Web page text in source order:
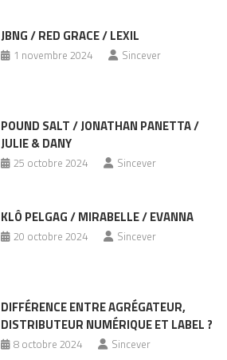
JBNG / RED GRACE / LEXIL
1 novembre 2024 Sincever
POUND SALT / JONATHAN PANETTA /
JULIE & DANY
25 octobre 2024 Sincever
KLÔ PELGAG / MIRABELLE / EVANNA
20 octobre 2024 Sincever
DIFFÉRENCE ENTRE AGRÉGATEUR,
DISTRIBUTEUR NUMÉRIQUE ET LABEL ?
8 octobre 2024 Sincever